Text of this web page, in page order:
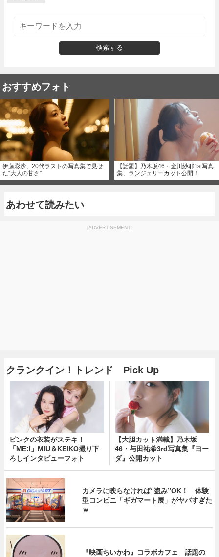
検索する
おすすめフォト
伊藤彩沙、20代ラストの写真集で見せ
た“大人の甘さ”
【話題】乃木坂46・金川紗耶1st写真
集、ランジェリーカット公開！
あわせて読みたい
[ADVERTISEMENT]
クランクイン！トレンド Pick Up
ピンクの衣装がステキ！
「ME:I」MIU＆KEIKO撮り下
ろしインタビューフォト
【大胆カット満載】乃木坂
46・与田祐希3rd写真集『ヨー
ダ』公開カット
カメラに映らなければ“盗み”OK！ 体験
型コンビニ「ギガマート展」がヤバすぎた
ｗ
『映画ちいかわ』コラボカフェ 話題の